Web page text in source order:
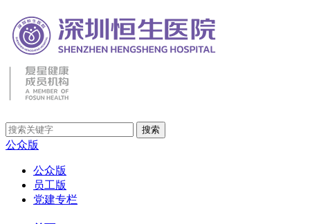
公众版
公众版
员工版
党建专栏